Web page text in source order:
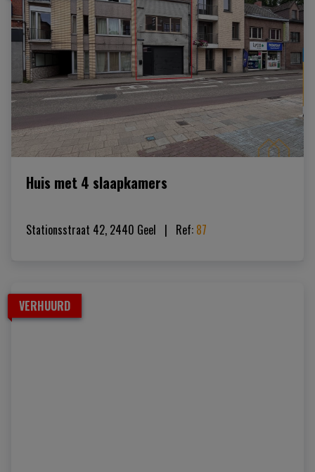
Huis met 4 slaapkamers
Stationsstraat 42, 2440 Geel | Ref: 87
VERHUURD